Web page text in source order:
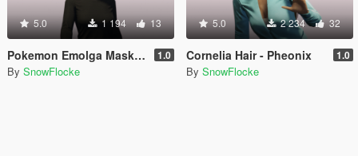
5.0 1 194 13
Pokemon Emolga Mask for MP Female 1.0
By SnowFlocke
5.0 2 234 32
Cornelia Hair - Pheonix 1.0
By SnowFlocke